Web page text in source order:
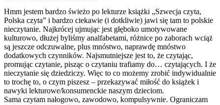
Hmm jestem bardzo świeżo po lekturze książki „Szwecja czyta,
Polska czyta” i bardzo ciekawie (i dotkliwie) jawi się tam to polskie
nieczytanie. Najkrócej ujmując jest głęboko umotywowane
kulturowo, dłużej byliśmy analfabetami, różnice po zaborach wciąż
są jeszcze odczuwalne, plus mnóstwo, naprawdę mnóstwo
dodatkowych czynników. Najsmutniejsze jest to, że czytając,
promując czytanie, pisząc o czytaniu trafiamy do… czytających. I że
nieczytanie się dziedziczy. Więc to co możemy zrobić indywidualnie
to trochę to, o czym piszesz – przekazywać miłość do książek i
nawyki lekturowe/konsumenckie naszym dzieciom.
Sama czytam nałogowo, zawodowo, kompulsywnie. Ograniczam